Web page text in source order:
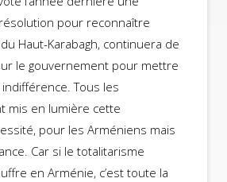
pour reconnaître
Haut-Karabagh, continuera de
le gouvernement pour mettre
Tous les
mis en lumière cette
pour les Arméniens mais
Car si le totalitarisme
en Arménie, c’est toute la